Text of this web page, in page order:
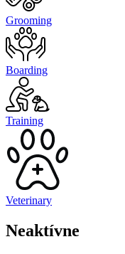
Grooming
Boarding
Training
Veterinary
Neaktívne